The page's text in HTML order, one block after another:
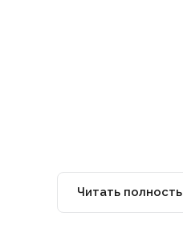
в межподошве работают
Читать